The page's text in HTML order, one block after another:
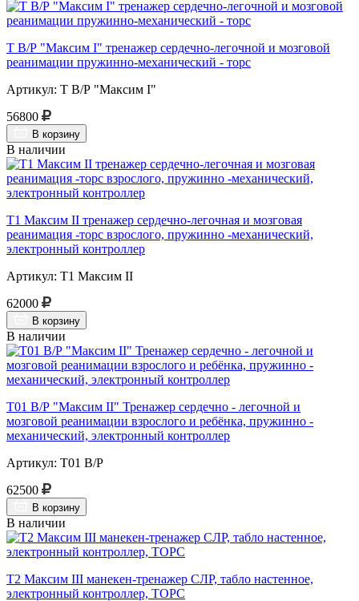
Т В/Р "Максим I" тренажер сердечно-легочной и мозговой
реанимации пружинно-механический - торс
Артикул: Т В/Р "Максим I"
56800
В корзину
В наличии
Т1 Максим II тренажер сердечно-легочная и мозговая
реанимация -торс взрослого, пружинно -механический,
электронный контроллер
Артикул: Т1 Максим II
62000
В корзину
В наличии
Т01 В/Р "Максим II" Тренажер сердечно - легочной и
мозговой реанимации взрослого и ребёнка, пружинно -
механический, электронный контроллер
Артикул: Т01 В/Р
62500
В корзину
В наличии
Т2 Максим III манекен-тренажер СЛР, табло настенное,
электронный контроллер, ТОРС